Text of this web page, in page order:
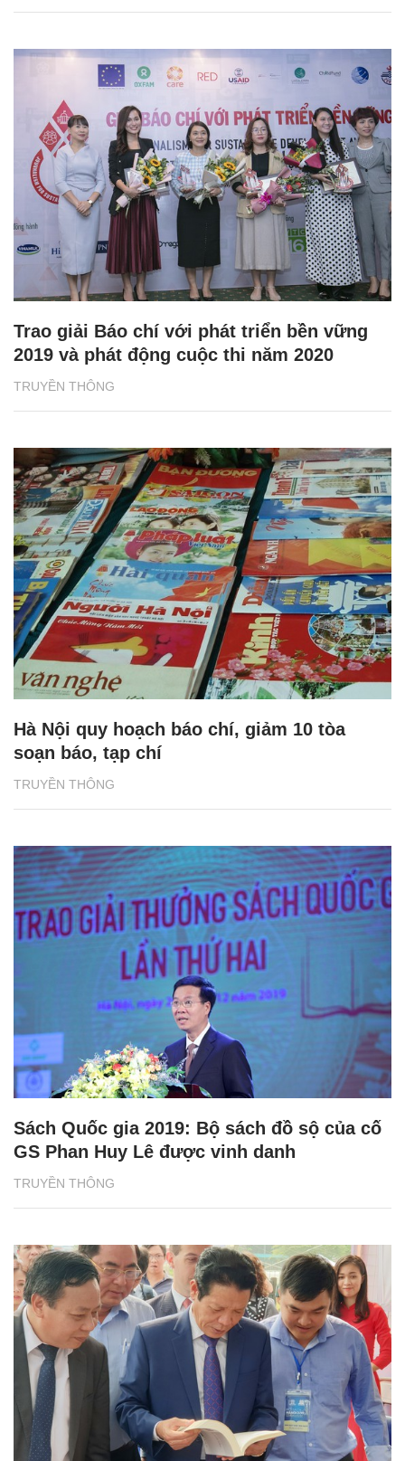
TRUYỀN THÔNG
Trao giải Báo chí với phát triển bền vững
2019 và phát động cuộc thi năm 2020
TRUYỀN THÔNG
Hà Nội quy hoạch báo chí, giảm 10 tòa
soạn báo, tạp chí
TRUYỀN THÔNG
Sách Quốc gia 2019: Bộ sách đồ sộ của cố
GS Phan Huy Lê được vinh danh